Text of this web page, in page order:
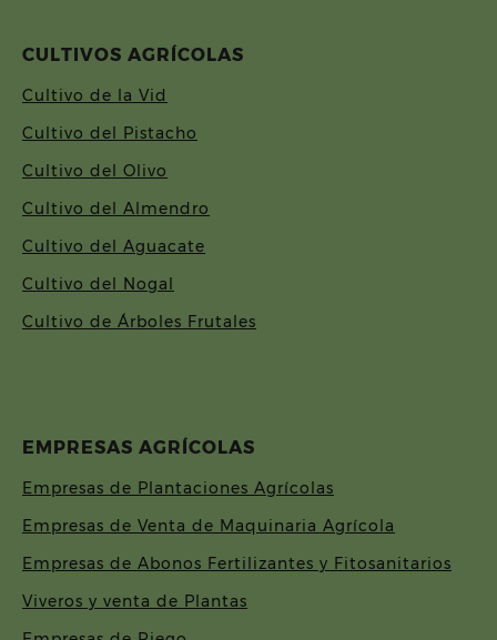
CULTIVOS AGRÍCOLAS
Cultivo de la Vid
Cultivo del Pistacho
Cultivo del Olivo
Cultivo del Almendro
Cultivo del Aguacate
Cultivo del Nogal
Cultivo de Árboles Frutales
EMPRESAS AGRÍCOLAS
Empresas de Plantaciones Agrícolas
Empresas de Venta de Maquinaria Agrícola
Empresas de Abonos Fertilizantes y Fitosanitarios
Viveros y venta de Plantas